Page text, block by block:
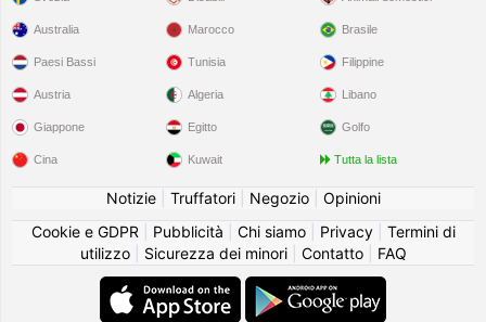
Australia
Paesi Bassi
Austria
Giappone
Cina
Marocco
Tunisia
Algeria
Egitto
Kuwait
Brasile
Filippine
Libano
Golfo
Tutta la lista
Notizie| Truffatori| Negozio| Opinioni
Cookie e GDPR
Pubblicità Chi siamo| Privacy| Termini di
utilizzo| Sicurezza dei minori| Contatto| FAQ